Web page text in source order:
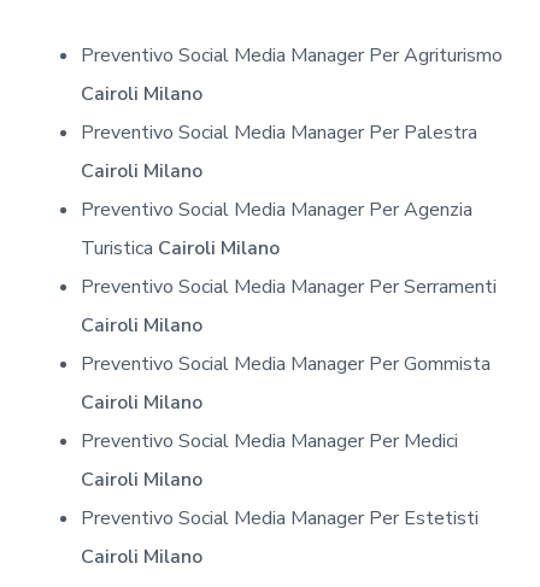
Preventivo Social Media Manager Per Agriturismo
Cairoli Milano
Preventivo Social Media Manager Per Palestra
Cairoli Milano
Preventivo Social Media Manager Per Agenzia
Turistica Cairoli Milano
Preventivo Social Media Manager Per Serramenti
Cairoli Milano
Preventivo Social Media Manager Per Gommista
Cairoli Milano
Preventivo Social Media Manager Per Medici
Cairoli Milano
Preventivo Social Media Manager Per Estetisti
Cairoli Milano